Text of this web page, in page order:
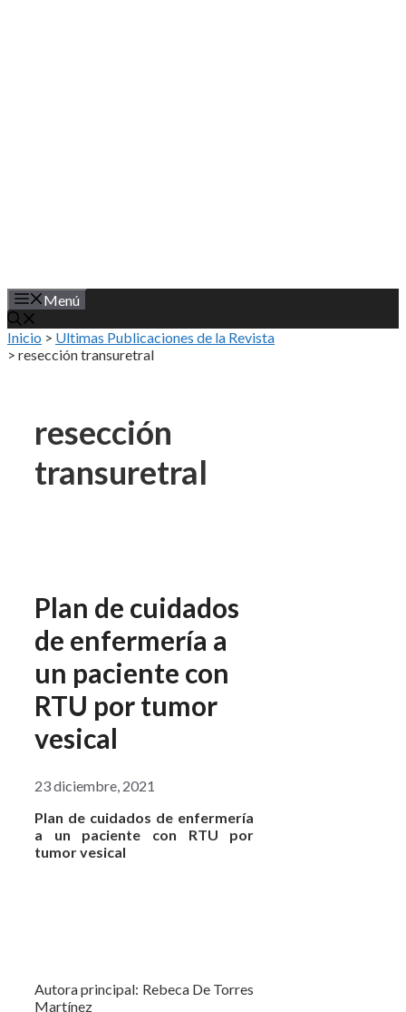
Menú
Inicio > Ultimas Publicaciones de la Revista
> resección transuretral
resección
transuretral
Plan de cuidados
de enfermería a
un paciente con
RTU por tumor
vesical
23 diciembre, 2021
Plan de cuidados de enfermería
a un paciente con RTU por
tumor vesical
Autora principal: Rebeca De Torres
Martínez